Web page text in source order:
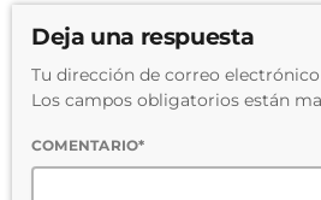
Deja una respuesta
Tu dirección de correo
Los campos obligatorios están
COMENTARIO*